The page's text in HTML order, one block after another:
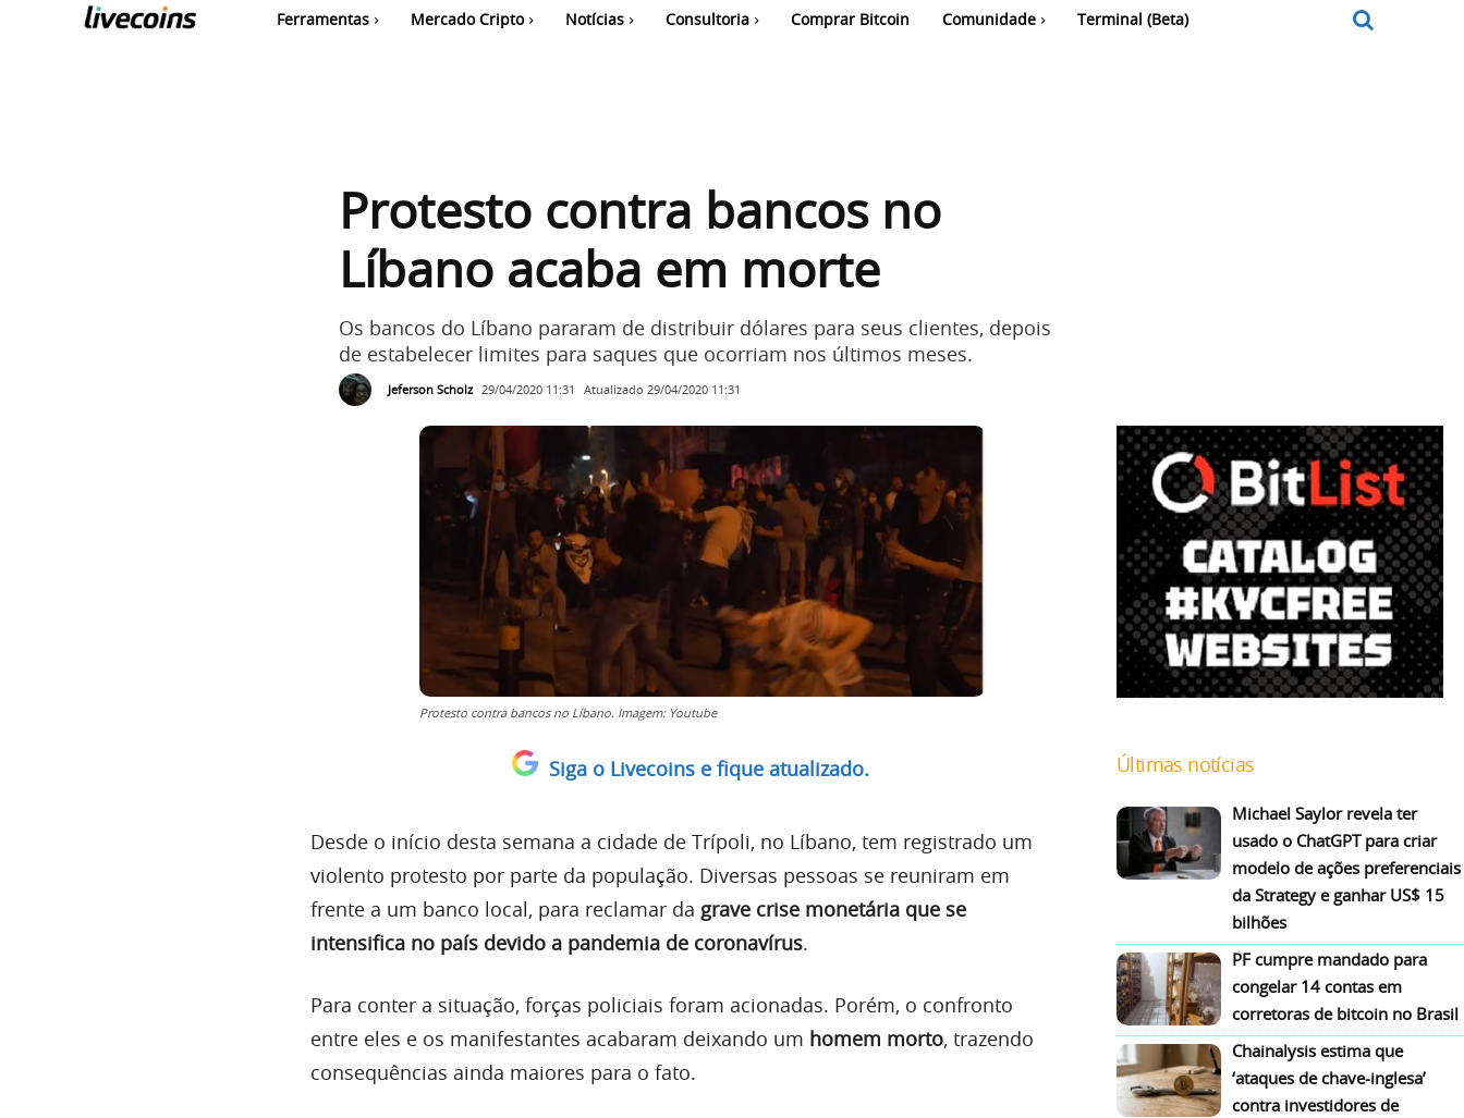
Ferramentas Mercado Cripto Notícias Consultoria Comprar Bitcoin Comunidade Terminal (Beta)
Protesto contra bancos no
Líbano acaba em morte
Os bancos do Líbano pararam de distribuir dólares para seus clientes, depois
de estabelecer limites para saques que ocorriam nos últimos meses.
Jeferson Scholz 29/04/2020 11:31 Atualizado 29/04/2020 11:31
Protesto contra bancos no Líbano. Imagem: Youtube
Siga o Livecoins e fique atualizado.
Desde o início desta semana a cidade de Trípoli, no Líbano, tem registrado um
violento protesto por parte da população. Diversas pessoas se reuniram em
frente a um banco local, para reclamar da grave crise monetária que se
intensifica no país devido a pandemia de coronavírus.
Para conter a situação, forças policiais foram acionadas. Porém, o confronto
entre eles e os manifestantes acabaram deixando um homem morto, trazendo
consequências ainda maiores para o fato.
Últimas notícias
Michael Saylor revela ter
usado o ChatGPT para criar
modelo de ações preferenciais
da Strategy e ganhar US$ 15
bilhões
PF cumpre mandado para
congelar 14 contas em
corretoras de bitcoin no Brasil
Chainalysis estima que
‘ataques de chave-inglesa’
contra investidores de